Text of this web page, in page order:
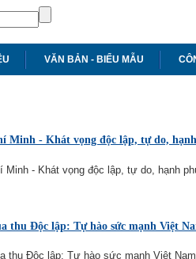
VĂN BẢN - BIỂU MẪU
Minh - Khát vọng độc lập, tự do,
Minh - Khát vọng độc lập, tự do, hạnh
thu Độc lập: Tự hào sức mạnh Việt
thu Độc lập: Tự hào sức mạnh Việt Nam